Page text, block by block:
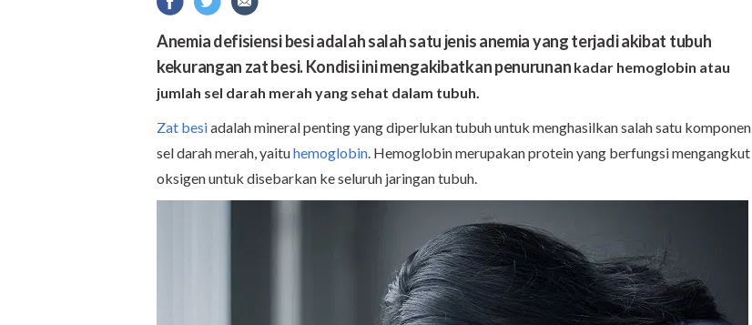
Anemia defisiensi besi adalah salah satu jenis anemia yang terjadi akibat tubuh
kekurangan zat besi. Kondisi ini mengakibatkan penurunan kadar hemoglobin atau
jumlah sel darah merah yang sehat dalam tubuh.
Zat besiadalah mineral penting yang diperlukan tubuh untuk menghasilkan salah satu komponen
sel darah merah, yaituhemoglobin. Hemoglobin merupakan protein yang berfungsi mengangkut
oksigen untuk disebarkan ke seluruh jaringan tubuh.